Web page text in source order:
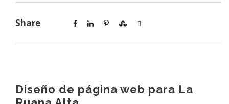
Share
Diseño de página web para La